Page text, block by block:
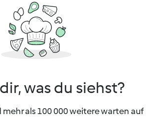
was du siehst?
mehr als 100 000 weitere warten auf